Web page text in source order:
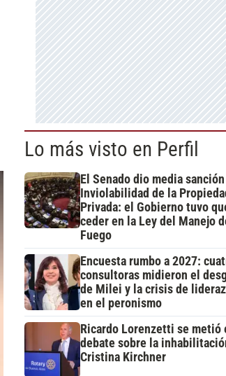
Lo más visto en Perfil
El Senado dio media
Inviolabilidad de la
Privada: el Gobierno tuvo
ceder en la Ley del Manejo
Fuego
Encuesta rumbo a 2027:
consultoras midieron el
de Milei y la crisis de
en el peronismo
Ricardo Lorenzetti se metió
debate sobre la
Cristina Kirchner